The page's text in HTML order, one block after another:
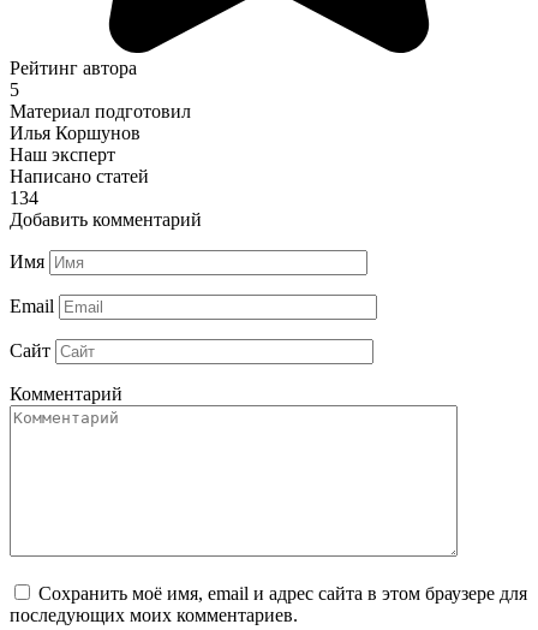
Рейтинг автора
5
Материал подготовил
Илья Коршунов
Наш эксперт
Написано статей
134
Добавить комментарий
Имя
Email
Сайт
Комментарий
Сохранить моё имя, email и адрес сайта в этом браузере для
последующих моих комментариев.